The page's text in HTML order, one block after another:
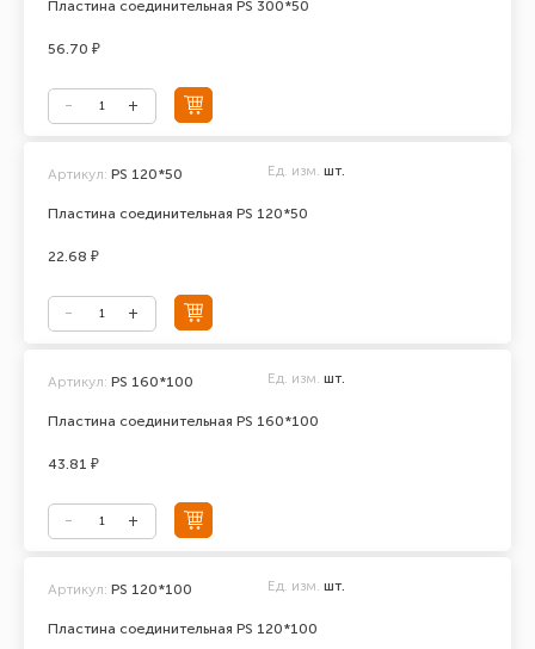
Пластина соединительная PS 300*50
56.70 ₽
Пластина соединительная PS 120*50
Артикул: PS 120*50 Ед. изм. шт.
22.68 ₽
Пластина соединительная PS 160*100
Артикул: PS 160*100 Ед. изм. шт.
43.81 ₽
Пластина соединительная PS 120*100
Артикул: PS 120*100 Ед. изм. шт.